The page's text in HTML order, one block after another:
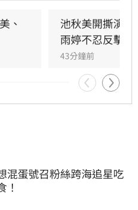
導致演藝事業一落千
紅歌手淪為過往雲煙。
、
池秋美開撕演
雨婷不忍反擊了
43分鐘前
混蛋號召粉絲跨海追星吃
！